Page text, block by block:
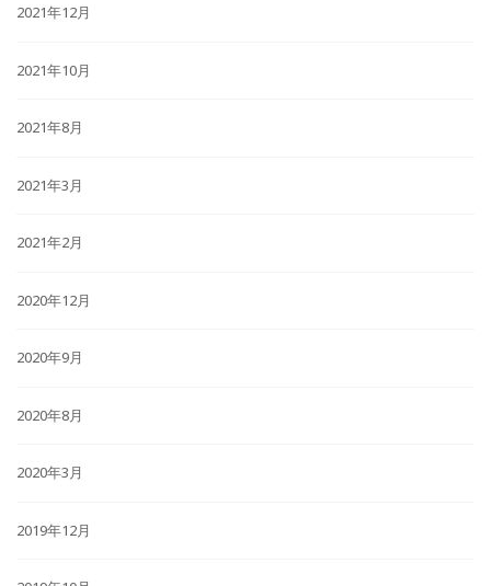
2021年12月
2021年10月
2021年8月
2021年3月
2021年2月
2020年12月
2020年9月
2020年8月
2020年3月
2019年12月